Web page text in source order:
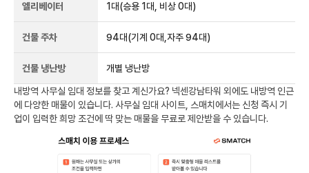
엘리베이터 1 대(승용 1대, 비상 0대)
건물 주차 94대(기계 0대,자주 94대)
건물 냉난방 개별 냉난방
내방역 사무실 임대 정보를 찾고 계신가요? 넥센강남타워 외에도 내방역 인근
에 다양한 매물이 있습니다. 사무실 임대 사이트, 스매치에서는 신청 즉시 기
업이 입력한 희망 조건에 딱 맞는 매물을 무료로 제안받을 수 있습니다.